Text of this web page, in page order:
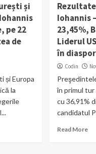
și
pe 22
de
și Europa
la
Iohannis
23,45%,
Liderul
în
Codin
în primul tur
cu 36,91%
candidatul
Read More